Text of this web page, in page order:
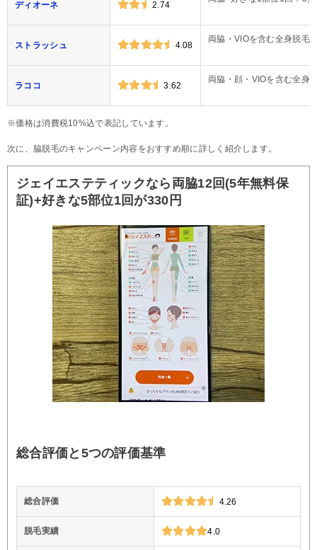
ディオーネ 2.74
ストラッシュ 4.08
両脇・VIOを含む全身脱毛
ラココ 3.62
両脇・顔・VIOを含む全身
※価格は消費税10%込で表記しています。
次に、脇脱毛のキャンペーン内容をおすすめ順に詳しく紹介します。
ジェイエステティックなら両脇12回(5年無料保
証)+好きな5部位1回が330円
総合評価と5つの評価基準
総合評価 4.26
脱毛実績 4.0